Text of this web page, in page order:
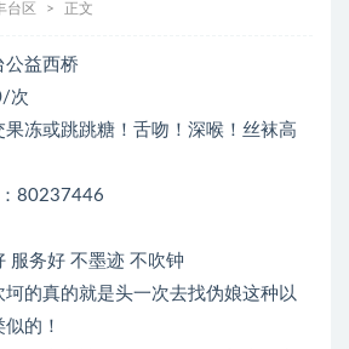
台区 正文
公益西桥
次
果冻或跳跳糖！舌吻！深喉！丝袜高
：80237446
服务好 不墨迹 不吹钟
的真的就是头一次去找伪娘这种以
的！